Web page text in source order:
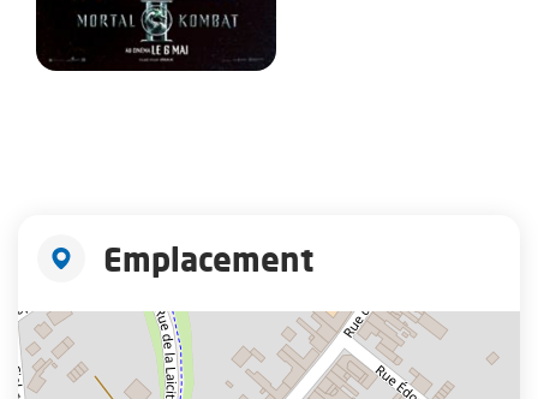
Emplacement
+
−